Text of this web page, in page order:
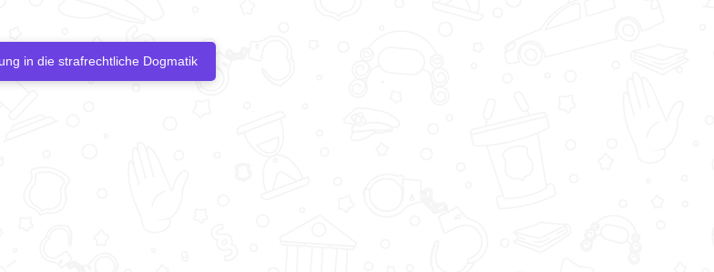
in die strafrechtliche Dogmatik